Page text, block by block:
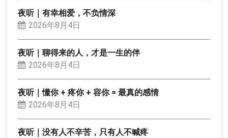
夜听｜有幸相爱，不负情深
2026年8月4日
夜听｜聊得来的人，才是一生的伴
2026年8月4日
夜听｜懂你 + 疼你 + 容你 = 最真的感情
2026年8月4日
夜听｜没有人不辛苦，只有人不喊疼